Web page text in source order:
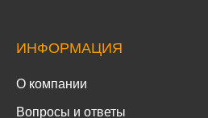
ИНФОРМАЦИЯ
О компании
Вопросы и ответы